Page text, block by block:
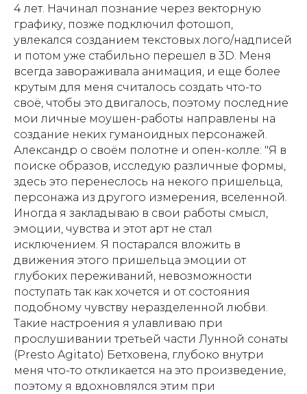
4 лет. Начинал познание через векторную
графику, позже подключил фотошоп,
увлекался созданием текстовых лого/надписей
и потом уже стабильно перешел в 3D. Меня
всегда завораживала анимация, и еще более
крутым для меня считалось создать что-то
своё, чтобы это двигалось, поэтому последние
мои личные моушен-работы направлены на
создание неких гуманоидных персонажей.
Александр о своём полотне и опен-колле: "Я в
поиске образов, исследую различные формы,
здесь это перенеслось на некого пришельца,
персонажа из другого измерения, вселенной.
Иногда я закладываю в свои работы смысл,
эмоции, чувства и этот арт не стал
исключением. Я постарался вложить в
движения этого пришельца эмоции от
глубоких переживаний, невозможности
поступать так как хочется и от состояния
подобному чувству неразделенной любви.
Такие настроения я улавливаю при
прослушивании третьей части Лунной сонаты
(Presto Agitato) Бетховена, глубоко внутри
меня что-то откликается на это произведение,
поэтому я вдохновлялся этим при